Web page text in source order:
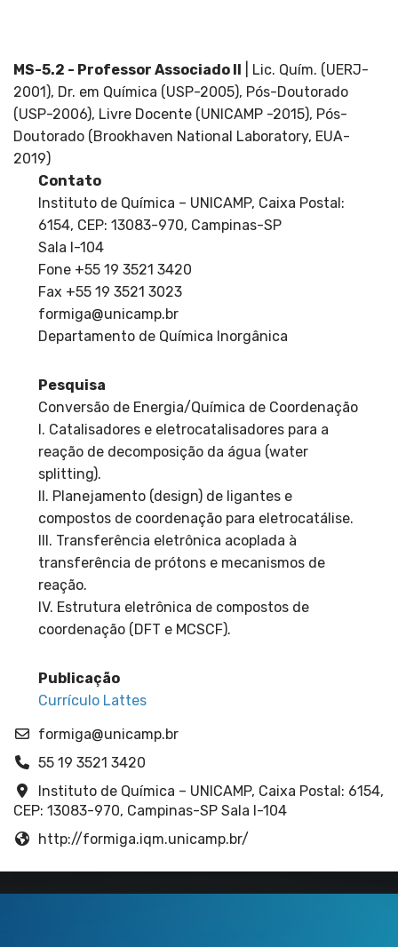
MS-5.2 - Professor Associado II | Lic. Quím. (UERJ-
2001), Dr. em Química (USP-2005), Pós-Doutorado
(USP-2006), Livre Docente (UNICAMP -2015), Pós-
Doutorado (Brookhaven National Laboratory, EUA-
2019)
Contato
Instituto de Química – UNICAMP, Caixa Postal:
6154, CEP: 13083-970, Campinas-SP
Sala I-104
Fone +55 19 3521 3420
Fax +55 19 3521 3023
formiga@unicamp.br
Departamento de Química Inorgânica
Pesquisa
Conversão de Energia/Química de Coordenação
I. Catalisadores e eletrocatalisadores para a
reação de decomposição da água (water
splitting).
II. Planejamento (design) de ligantes e
compostos de coordenação para eletrocatálise.
III. Transferência eletrônica acoplada à
transferência de prótons e mecanismos de
reação.
IV. Estrutura eletrônica de compostos de
coordenação (DFT e MCSCF).
Publicação
Currículo Lattes
formiga@unicamp.br
55 19 3521 3420
Instituto de Química – UNICAMP, Caixa Postal: 6154,
CEP: 13083-970, Campinas-SP Sala I-104
http://formiga.iqm.unicamp.br/